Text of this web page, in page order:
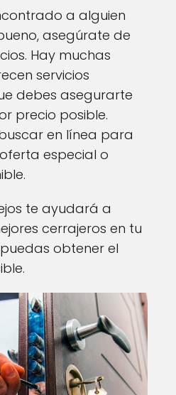
a alguien
asegúrate de
Hay muchas
servicios
debes asegurarte
precio posible.
en línea para
especial o
te ayudará a
cerrajeros en tu
obtener el